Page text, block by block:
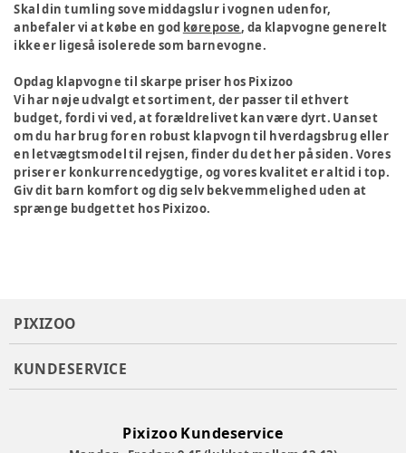
Skal din tumling sove middagslur i vognen udenfor,
anbefaler vi at købe en god kørepose, da klapvogne generelt
ikke er ligeså isolerede som barnevogne.
Opdag klapvogne til skarpe priser hos Pixizoo
Vi har nøje udvalgt et sortiment, der passer til ethvert
budget, fordi vi ved, at forældrelivet kan være dyrt. Uanset
om du har brug for en robust klapvogn til hverdagsbrug eller
en letvægtsmodel til rejsen, finder du det her på siden. Vores
priser er konkurrencedygtige, og vores kvalitet er altid i top.
Giv dit barn komfort og dig selv bekvemmelighed uden at
sprænge budgettet hos Pixizoo.
PIXIZOO
KUNDESERVICE
Pixizoo Kundeservice